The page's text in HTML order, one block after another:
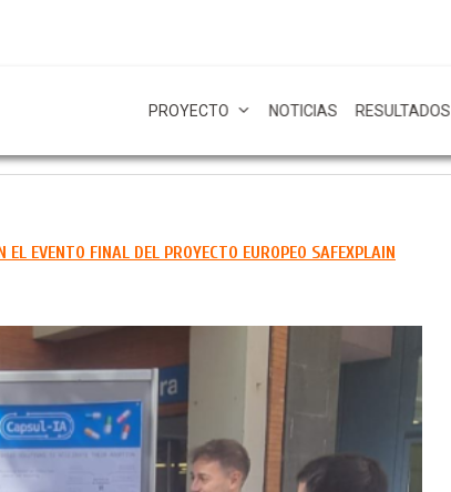
PROYECTO NOTICIAS RESULTADOS
EVENTO FINAL DEL PROYECTO EUROPEO SAFEXPLAIN